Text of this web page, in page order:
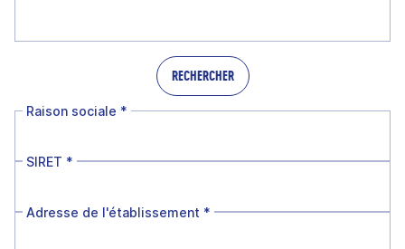
RECHERCHER
Raison sociale *
SIRET *
Adresse de l'établissement *